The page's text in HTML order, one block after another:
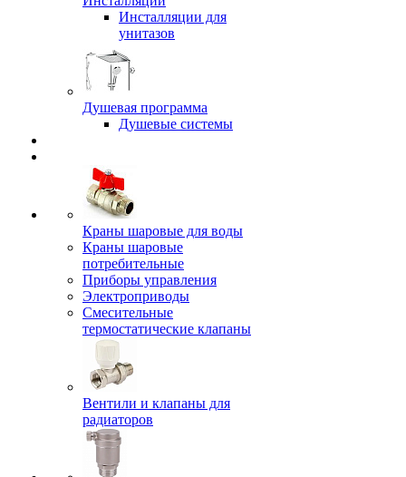
Инсталляции для
унитазов
Душевая программа
Душевые системы
Краны шаровые для воды
Краны шаровые
потребительные
Приборы управления
Электроприводы
Смесительные
термостатические клапаны
Вентили и клапаны для
радиаторов